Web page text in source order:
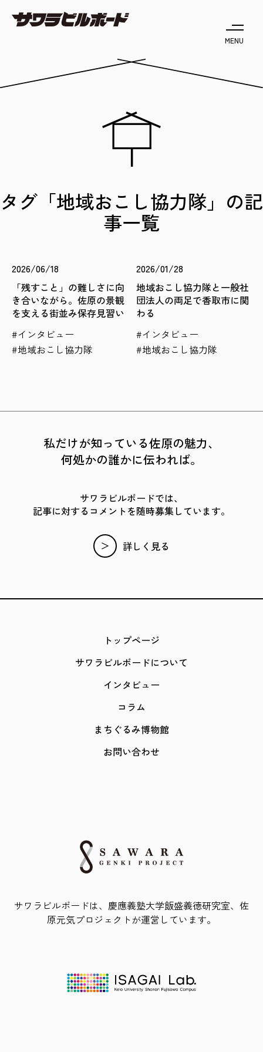
MENU
タグ「地域おこし協力隊」の記
事一覧
2026/06/18
「残すこと」の難しさに向
き合いながら。佐原の景観
を支える街並み保存見習い
インタビュー
地域おこし協力隊
2026/01/28
地域おこし協力隊と一般社
団法人の両足で香取市に関
わる
インタビュー
地域おこし協力隊
私だけが知っている佐原の魅力、
何処かの誰かに伝われば。
サワラビルボードでは、
記事に対するコメントを随時募集しています。
詳しく見る
トップページ
サワラビルボードについて
インタビュー
コラム
まちぐるみ博物館
お問い合わせ
サワラビルボードは、慶應義塾大学飯盛義徳研究室、佐
原元気プロジェクトが運営しています。